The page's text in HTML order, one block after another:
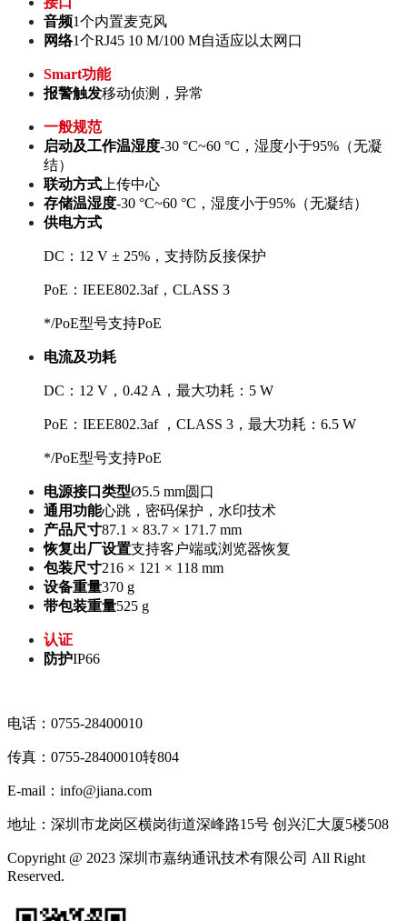
音频1个内置麦克风
网络1个RJ45 10 M/100 M自适应以太网口
Smart功能
报警触发移动侦测，异常
一般规范
启动及工作温湿度-30 °C~60 °C，湿度小于95%（无凝
结）
联动方式 上传中心
存储温湿度-30 °C~60 °C，湿度小于95%（无凝结）
供电方式
DC：12 V ± 25%，支持防反接保护
PoE：IEEE802.3af，CLASS 3
*/PoE型号支持PoE
电流及功耗
DC：12 V，0.42 A，最大功耗：5 W
PoE：IEEE802.3af ，CLASS 3，最大功耗：6.5 W
*/PoE型号支持PoE
电源接口类型Ø5.5 mm圆口
通用功能心跳，密码保护，水印技术
产品尺寸87.1 × 83.7 × 171.7 mm
恢复出厂设置支持客户端或浏览器恢复
包装尺寸216 × 121 × 118 mm
设备重量370 g
带包装重量525 g
认证
防护IP66
电话：0755-28400010
传真：0755-28400010转804
E-mail：info@jiana.com
地址：深圳市龙岗区横岗街道深峰路15号 创兴汇大厦5楼508
Copyright @ 2023 深圳市嘉纳通讯技术有限公司 All Right
Reserved.